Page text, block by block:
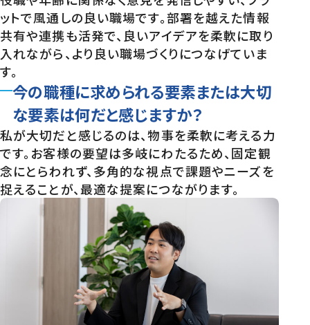
ットで風通しの良い職場です。部署を越えた情報
共有や連携も活発で、良いアイデアを柔軟に取り
入れながら、より良い職場づくりにつなげていま
す。
今の職種に求められる要素または大切
な要素は何だと感じますか？
私が大切だと感じるのは、物事を柔軟に考える力
です。お客様の要望は多岐にわたるため、固定観
念にとらわれず、多角的な視点で課題やニーズを
捉えることが、最適な提案につながります。